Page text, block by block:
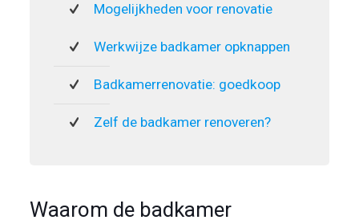
Mogelijkheden voor renovatie
Werkwijze badkamer opknappen
Badkamerrenovatie: goedkoop
Zelf de badkamer renoveren?
Waarom de badkamer